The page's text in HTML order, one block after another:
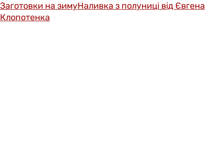
Заготовки на зимуНаливка з полуниці від Євгена
Клопотенка